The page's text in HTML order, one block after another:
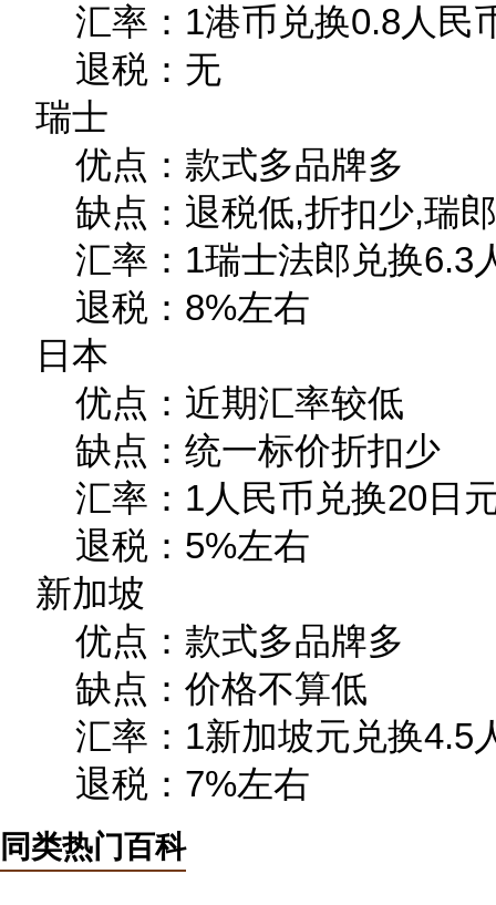
汇率：1港币兑换0.8人民
退税：无
瑞士
优点：款式多品牌多
缺点：退税低,折扣少,瑞
汇率：1瑞士法郎兑换6.3
退税：8%左右
日本
优点：近期汇率较低
缺点：统一标价折扣少
汇率：1人民币兑换20日
退税：5%左右
新加坡
优点：款式多品牌多
缺点：价格不算低
汇率：1新加坡元兑换4.5
退税：7%左右
同类热门百科